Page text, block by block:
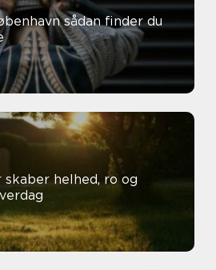
finder du
helhed, ro og